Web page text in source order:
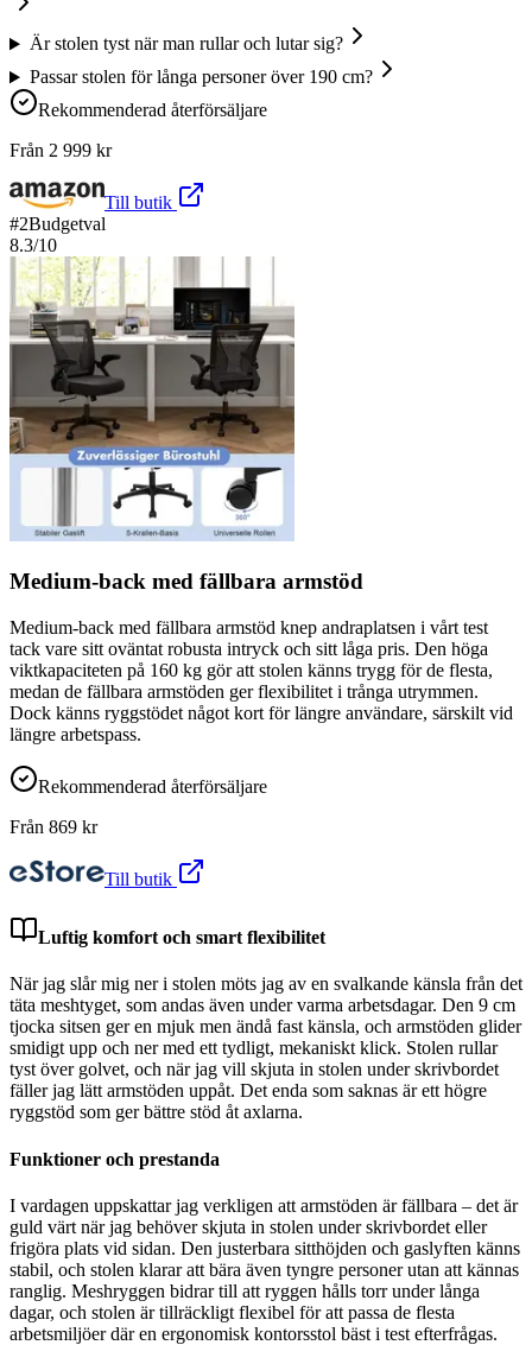
Är stolen tyst när man rullar och lutar sig?
Passar stolen för långa personer över 190 cm?
Rekommenderad återförsäljare
Från 2 999 kr
Till butik
#2Budgetval
8.3/10
Medium-back med fällbara armstöd
Medium-back med fällbara armstöd knep andraplatsen i vårt test
tack vare sitt oväntat robusta intryck och sitt låga pris. Den höga
viktkapaciteten på 160 kg gör att stolen känns trygg för de flesta,
medan de fällbara armstöden ger flexibilitet i trånga utrymmen.
Dock känns ryggstödet något kort för längre användare, särskilt vid
längre arbetspass.
Rekommenderad återförsäljare
Från 869 kr
Till butik
Luftig komfort och smart flexibilitet
När jag slår mig ner i stolen möts jag av en svalkande känsla från det
täta meshtyget, som andas även under varma arbetsdagar. Den 9 cm
tjocka sitsen ger en mjuk men ändå fast känsla, och armstöden glider
smidigt upp och ner med ett tydligt, mekaniskt klick. Stolen rullar
tyst över golvet, och när jag vill skjuta in stolen under skrivbordet
fäller jag lätt armstöden uppåt. Det enda som saknas är ett högre
ryggstöd som ger bättre stöd åt axlarna.
Funktioner och prestanda
I vardagen uppskattar jag verkligen att armstöden är fällbara – det är
guld värt när jag behöver skjuta in stolen under skrivbordet eller
frigöra plats vid sidan. Den justerbara sitthöjden och gaslyften känns
stabil, och stolen klarar att bära även tyngre personer utan att kännas
ranglig. Meshryggen bidrar till att ryggen hålls torr under långa
dagar, och stolen är tillräckligt flexibel för att passa de flesta
arbetsmiljöer där en ergonomisk kontorsstol bäst i test efterfrågas.